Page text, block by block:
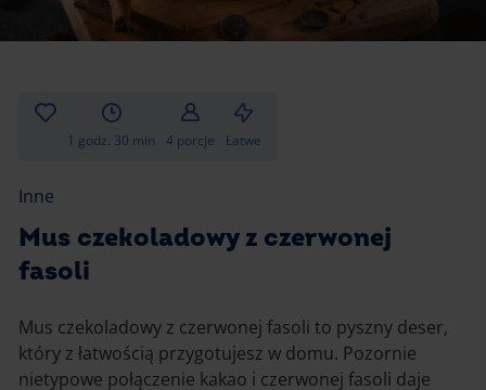
Zupy i kremy
Inne
Ciasta i desery
Napoje i koktajle
Gotowanie
Desery i przekąski
1 godz. 30 min 4 porcje Łatwe
Inne
Mus czekoladowy z czerwonej
fasoli
Mus czekoladowy z czerwonej fasoli to pyszny deser,
który z łatwością przygotujesz w domu. Pozornie
nietypowe połączenie kakao i czerwonej fasoli daje